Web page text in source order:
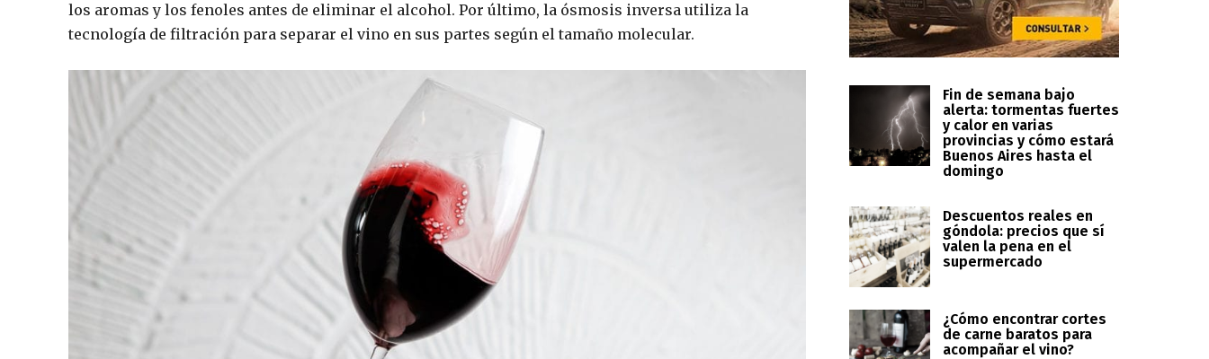
los aromas y los fenoles antes de eliminar el alcohol. Por último, la ósmosis inversa utiliza la
tecnología de filtración para separar el vino en sus partes según el tamaño molecular.
Fin de semana bajo
alerta: tormentas fuertes
y calor en varias
provincias y cómo estará
Buenos Aires hasta el
domingo
Descuentos reales en
góndola: precios que sí
valen la pena en el
supermercado
¿Cómo encontrar cortes
de carne baratos para
acompañar el vino?